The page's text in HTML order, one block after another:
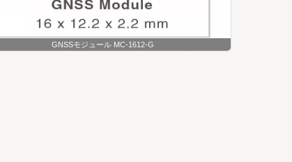
GNSSモジュール MC-1612-G